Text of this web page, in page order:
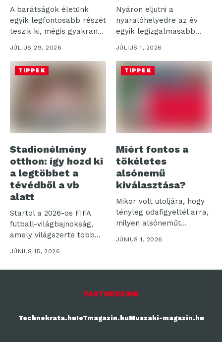
A barátságok életünk
egyik legfontosabb részét
teszik ki, mégis gyakran
háttérbe szorulnak...
JÚLIUS 29, 2026
Nyáron eljutni a
nyaralóhelyedre az év
egyik legizgalmasabb
része, de a bőrönd...
JÚLIUS 1, 2026
TIPPEK
Stadionélmény
otthon: így hozd ki
a legtöbbet a
tévédből a vb
alatt
Startol a 2026-os FIFA
futball-világbajnokság,
amely világszerte több
JÚNIUS 15, 2026
TIPPEK
Miért fontos a
tökéletes
alsónemű
kiválasztása?
Mikor volt utoljára, hogy
tényleg odafigyeltél arra,
milyen alsóneműt
alsónemű...
JÚNIUS 1, 2026
PARTNEREINK
Technokrata.huIoTmagazin.huMuszaki-magazin.hu